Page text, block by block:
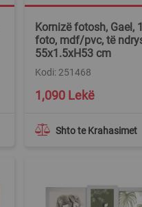
Kornizë fotosh, Gael,
foto, mdf/pvc, të
55x1.5xH53 cm
Kodi: 251468
Shto te Krahasimet
1,090 Lekë